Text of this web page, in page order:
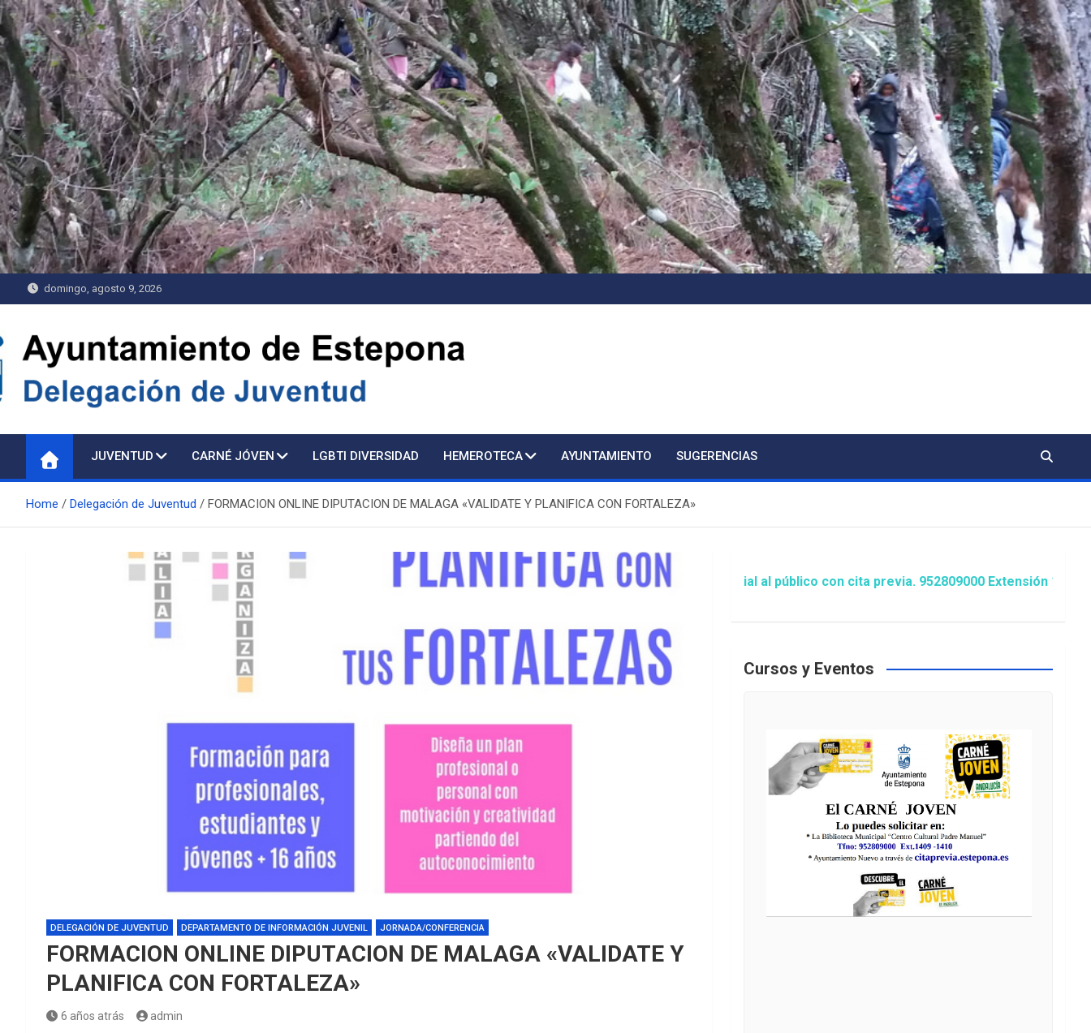
Saltar
al
contenido
domingo, agosto 9, 2026
Delegación de Juventud
JUVENTUD CARNÉ JÓVEN LGBTI DIVERSIDAD HEMEROTECA AYUNTAMIENTO SUGERENCIAS
Home Delegación de Juventud FORMACION ONLINE DIPUTACION DE MALAGA «VALIDATE Y PLANIFICA CON FORTALEZA»
DELEGACIÓN DE JUVENTUD DEPARTAMENTO DE INFORMACIÓN JUVENIL JORNADA/CONFERENCIA
FORMACION ONLINE DIPUTACION DE MALAGA «VALIDATE Y
PLANIFICA CON FORTALEZA»
6 años atrás admin
Atención presencial al público con cita previa. 952809000 Extensión 1481/1486 ó
Cursos y Eventos